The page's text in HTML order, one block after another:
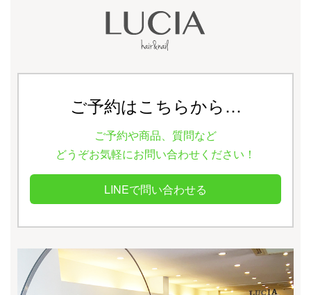
ご予約はこちらから…
ご予約や商品、質問など
どうぞお気軽にお問い合わせください！
LINEで問い合わせる